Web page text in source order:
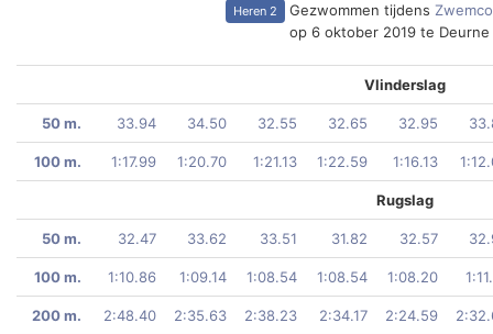
Heren 2
Gezwommen tijdens
op 6 oktober 2019 te Deurne
Vlinderslag
50 m. 33.94 34.50 32.55 32.65 32.95
100 m. 1:17.99 1:20.70 1:21.13 1:22.59 1:16.13
Rugslag
50 m. 32.47 33.62 33.51 31.82 32.57
100 m. 1:10.86 1:09.14 1:08.54 1:08.54 1:08.20
200 m. 2:48.40 2:35.63 2:38.23 2:34.17 2:24.59